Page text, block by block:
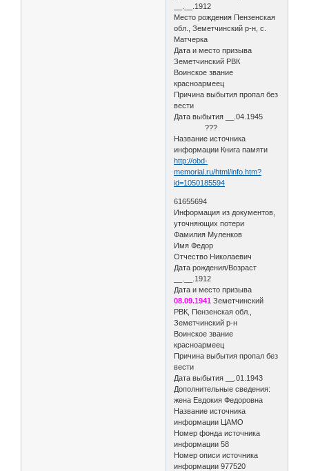
__.__.1912
Место рождения Пензенская
обл., Земетчинский р-н, с.
Матчерка
Дата и место призыва
Земетчинский РВК
Воинское звание
красноармеец
Причина выбытия пропал без
вести
Дата выбытия __.04.1945
???
Название источника
информации Книга памяти
http://obd-
memorial.ru/html/info.htm?
id=1050185594
61655694
Информация из документов,
уточняющих потери
Фамилия Муленков
Имя Федор
Отчество Николаевич
Дата рождения/Возраст
__.__.1912
Дата и место призыва
08.09.1941 Земетчинский
РВК, Пензенская обл.,
Земетчинский р-н
Воинское звание
красноармеец
Причина выбытия пропал без
вести
Дата выбытия __.01.1943
Дополнительные сведения:
жена Евдокия Федоровна
Название источника
информации ЦАМО
Номер фонда источника
информации 58
Номер описи источника
информации 977520